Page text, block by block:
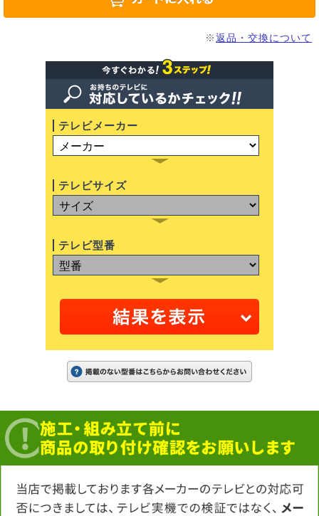
※返品・交換について
テレビメーカー
テレビサイズ
テレビ型番